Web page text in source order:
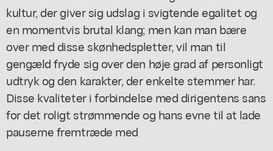
kultur, der giver sig udslag i svigtende egalitet og
en momentvis brutal klang; men kan man bære
over med disse skønhedspletter, vil man til
gengæld fryde sig over den høje grad af personligt
udtryk og den karakter, der enkelte stemmer har.
Disse kvaliteter i forbindelse med dirigentens sans
for det roligt strømmende og hans evne til at lade
pauserne fremtræde med